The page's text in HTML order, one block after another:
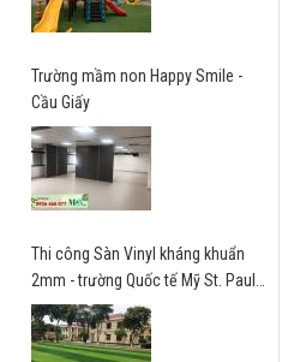
Trường mầm non Happy Smile -
Cầu Giấy
Thi công Sàn Vinyl kháng khuẩn
2mm - trường Quốc tế Mỹ St. Paul -
Hà Nội